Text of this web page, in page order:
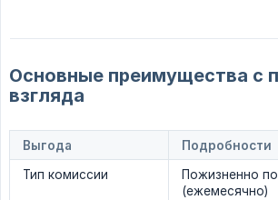
Основные преимущества с
взгляда
Выгода
Подробности
Тип комиссии
Пожизненно
(ежемесячно)